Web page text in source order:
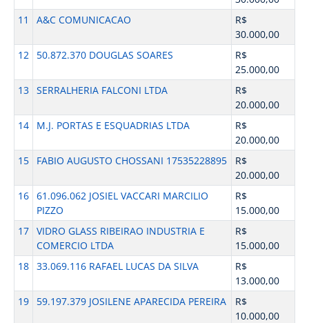
11
A&C COMUNICACAO
R$
30.000,00
12
50.872.370 DOUGLAS SOARES
R$
25.000,00
13 SERRALHERIA FALCONI LTDA
R$
20.000,00
14
M.J. PORTAS E ESQUADRIAS LTDA
R$
20.000,00
15
FABIO AUGUSTO CHOSSANI 17535228895
R$
20.000,00
16 61.096.062 JOSIEL VACCARI MARCILIO
PIZZO
R$
15.000,00
17 VIDRO GLASS RIBEIRAO INDUSTRIA E
COMERCIO LTDA
R$
15.000,00
18 33.069.116 RAFAEL LUCAS DA SILVA
R$
13.000,00
19
59.197.379 JOSILENE APARECIDA PEREIRA
R$
10.000,00